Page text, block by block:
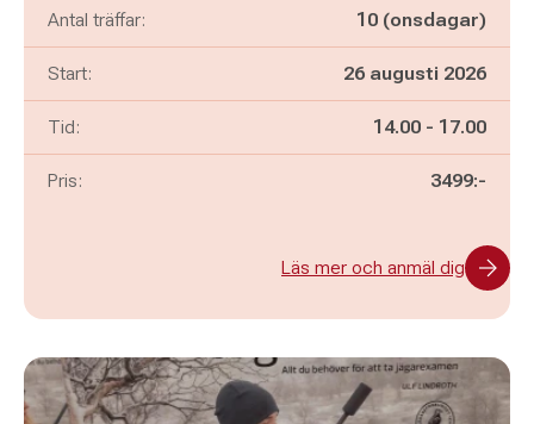
Antal träffar: 10 (onsdagar)
Start: 26 augusti 2026
Tid: Pågår mellan
14.00 - och
17.00
Pris: 3499:-
Läs mer och anmäl dig